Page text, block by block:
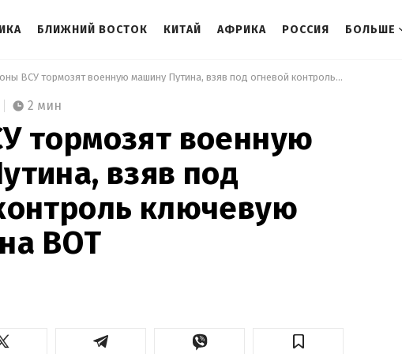
БЛИЖНИЙ ВОСТОК КИТАЙ АФРИКА РОССИЯ БОЛЬШЕ
Дроны ВСУ тормозят военную машину Путина, взяв под огневой контроль ключевую артерию на ВОТ
2 мин
тормозят военную
взяв под
ключевую
ВОТ